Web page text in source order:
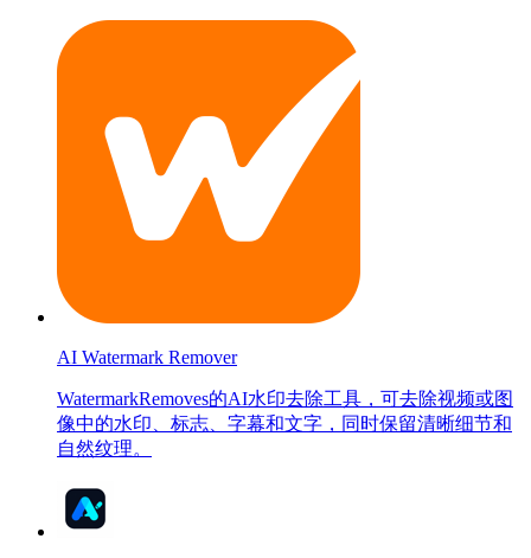
AI Watermark Remover
WatermarkRemoves的AI水印去除工具，可去除视频或图
像中的水印、标志、字幕和文字，同时保留清晰细节和
自然纹理。